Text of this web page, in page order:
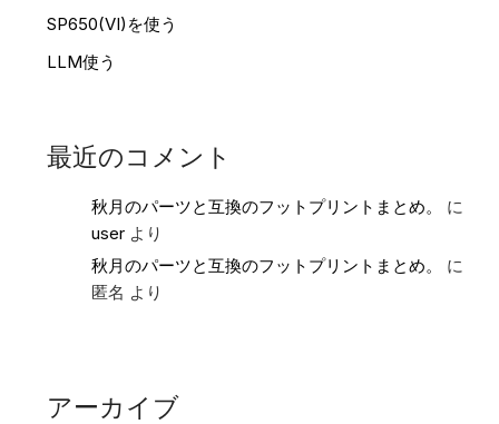
SP650(VI)を使う
LLM使う
最近のコメント
秋月のパーツと互換のフットプリントまとめ。
に
user より
秋月のパーツと互換のフットプリントまとめ。
に
匿名 より
アーカイブ